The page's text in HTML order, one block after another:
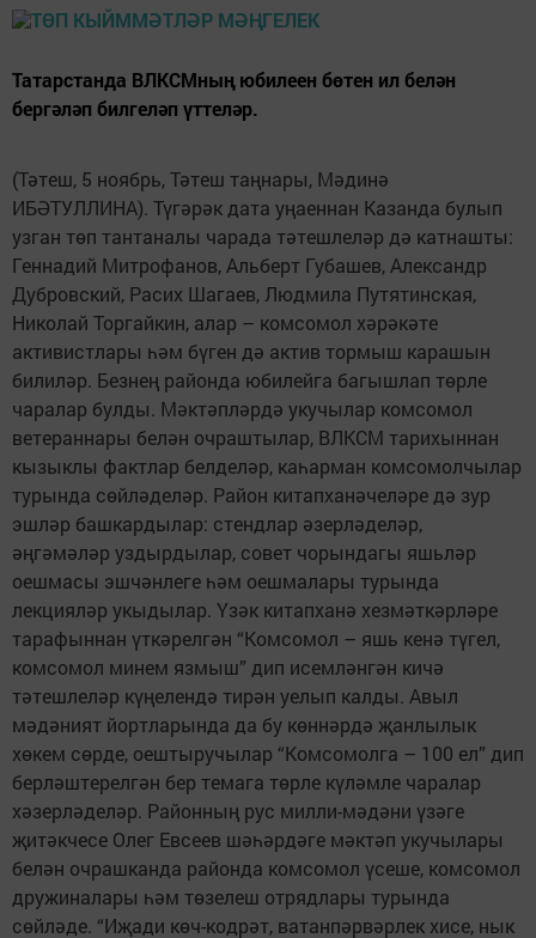
Татарстанда ВЛКСМның юбилеен бөтен ил белән
бергәләп билгеләп үттеләр.
(Тәтеш, 5 ноябрь, Тәтеш таңнары, Мәдинә
ИБӘТУЛЛИНА). Түгәрәк дата уңаеннан Казанда булып
узган төп тантаналы чарада тә­тешлеләр дә катнашты:
Геннадий Митрофанов, Альберт Губашев, Александр
Дубровский, Расих Шагаев, Людмила Путятинская,
Николай Торгайкин, алар – комсомол хәрәкәте
активистлары һәм бүген дә актив тормыш карашын
билиләр. Безнең районда юбилейга багышлап төрле
чаралар булды. Мәктәпләрдә укучылар комсомол
ветераннары белән очраштылар, ВЛКСМ тарихыннан
кызык­лы фактлар белделәр, каһарман комсомолчылар
турында сөйләделәр. Район китапханәчеләре дә зур
эшләр башкардылар: стендлар әзерләделәр,
әңгәмәләр уздырдылар, совет чорындагы яшьләр
оешмасы эшчәнлеге һәм оешмалары турында
лекцияләр укыдылар. Үзәк китапханә хезмәткәрләре
тарафыннан үткәрелгән “Комсомол – яшь кенә түгел,
комсомол минем язмыш” дип исемләнгән кичә
тәтешлеләр күңелендә тирән уелып калды. Авыл
мәдәният йортларында да бу көннәрдә җанлылык
хөкем сөрде, оештыручылар “Комсомолга – 100 ел” дип
берләштерелгән бер темага төрле күләмле чаралар
хәзерләделәр. Районның рус милли-мәдәни үзәге
җитәкчесе Олег Евсеев шәһәрдәге мәктәп укучылары
белән очрашканда районда комсомол үсеше, комсомол
дружиналары һәм төзелеш отрядлары турында
сөйләде. “Иҗади көч-кодрәт, ватанпәрвәрлек хисе, нык